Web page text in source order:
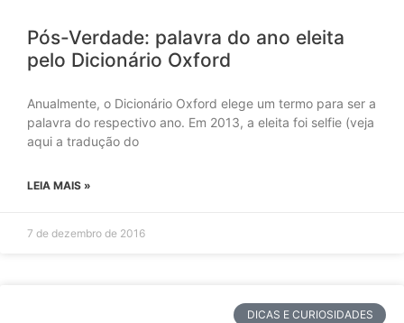
Pós-Verdade: palavra do ano eleita
pelo Dicionário Oxford
Anualmente, o Dicionário Oxford elege um termo para ser a
palavra do respectivo ano. Em 2013, a eleita foi selfie (veja
aqui a tradução do
LEIA MAIS »
7 de dezembro de 2016
DICAS E CURIOSIDADES